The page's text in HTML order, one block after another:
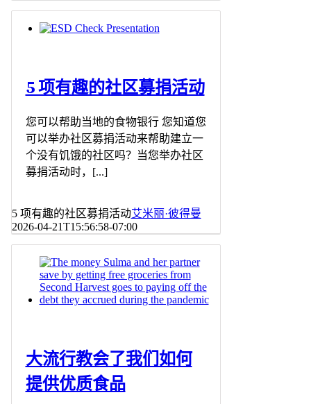
5 项有趣的社区募捐活动
您可以帮助当地的食物银行 您知道您
可以举办社区募捐活动来帮助建立一
个没有饥饿的社区吗？当您举办社区
募捐活动时，[...]
5 项有趣的社区募捐活动艾米丽·彼得曼
2026-04-21T15:56:58-07:00
大流行教会了我们如何
提供优质食品